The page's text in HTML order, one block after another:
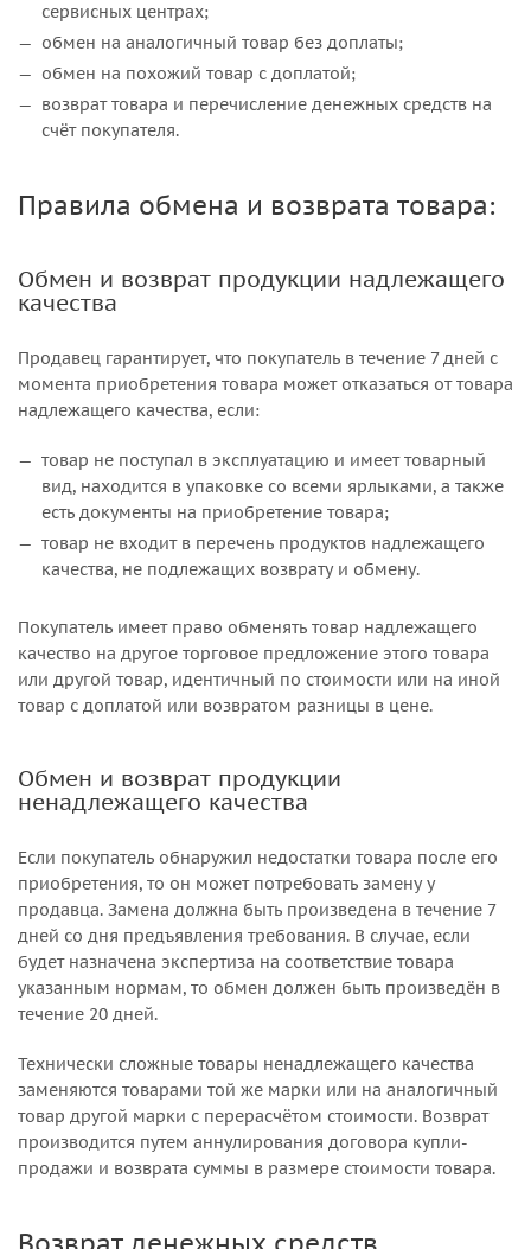
сервисных центрах;
обмен на аналогичный товар без доплаты;
обмен на похожий товар с доплатой;
возврат товара и перечисление денежных средств на
счёт покупателя.
Правила обмена и возврата товара:
Обмен и возврат продукции надлежащего
качества
Продавец гарантирует, что покупатель в течение 7 дней с
момента приобретения товара может отказаться от товара
надлежащего качества, если:
товар не поступал в эксплуатацию и имеет товарный
вид, находится в упаковке со всеми ярлыками, а также
есть документы на приобретение товара;
товар не входит в перечень продуктов надлежащего
качества, не подлежащих возврату и обмену.
Покупатель имеет право обменять товар надлежащего
качество на другое торговое предложение этого товара
или другой товар, идентичный по стоимости или на иной
товар с доплатой или возвратом разницы в цене.
Обмен и возврат продукции
ненадлежащего качества
Если покупатель обнаружил недостатки товара после его
приобретения, то он может потребовать замену у
продавца. Замена должна быть произведена в течение 7
дней со дня предъявления требования. В случае, если
будет назначена экспертиза на соответствие товара
указанным нормам, то обмен должен быть произведён в
течение 20 дней.
Технически сложные товары ненадлежащего качества
заменяются товарами той же марки или на аналогичный
товар другой марки с перерасчётом стоимости. Возврат
производится путем аннулирования договора купли-
продажи и возврата суммы в размере стоимости товара.